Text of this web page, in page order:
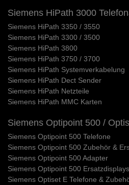
Siemens HiPath 3000
Siemens HiPath 3350 / 3550
Siemens HiPath 3300 / 3500
Siemens HiPath 3800
Siemens HiPath 3750 / 3700
Siemens HiPath Systemverkabelung
Siemens HiPath Dect Sender
Siemens HiPath Netzteile
Siemens HiPath MMC Karten
Siemens Optipoint 500 /
Siemens Optipoint 500 Telefone
Siemens Optipoint 500 Zubehör &
Siemens Optipoint 500 Adapter
Siemens Optipoint 500 Ersatzdisplays
Siemens Optiset E Telefone &